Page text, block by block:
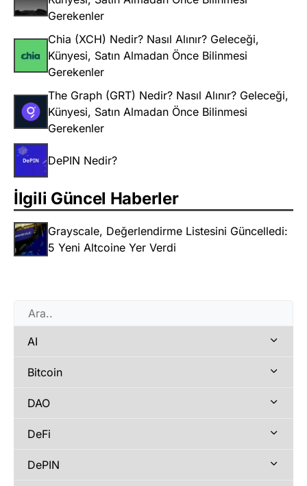
Gerekenler
Chia (XCH) Nedir? Nasıl Alınır? Geleceği,
Künyesi, Satın Almadan Önce Bilinmesi
Gerekenler
The Graph (GRT) Nedir? Nasıl Alınır? Geleceği,
Künyesi, Satın Almadan Önce Bilinmesi
Gerekenler
DePIN Nedir?
İlgili Güncel Haberler
Grayscale, Değerlendirme Listesini Güncelledi:
5 Yeni Altcoine Yer Verdi
AI
Bitcoin
DAO
DeFi
DePIN